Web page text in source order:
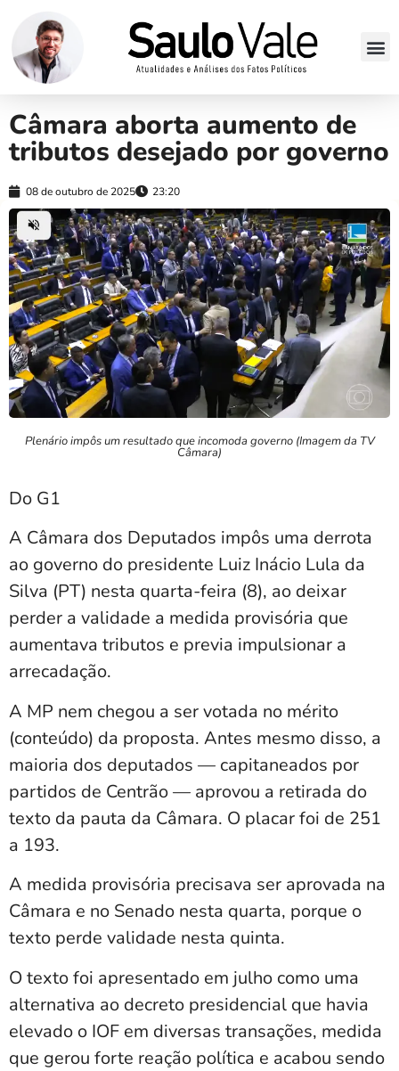
Câmara aborta aumento de
tributos desejado por governo
08 de outubro de 2025 23:20
Plenário impôs um resultado que incomoda governo (Imagem da TV
Câmara)
Do G1
A Câmara dos Deputados impôs uma derrota
ao governo do presidente Luiz Inácio Lula da
Silva (PT) nesta quarta-feira (8), ao deixar
perder a validade a medida provisória que
aumentava tributos e previa impulsionar a
arrecadação.
A MP nem chegou a ser votada no mérito
(conteúdo) da proposta. Antes mesmo disso, a
maioria dos deputados — capitaneados por
partidos de Centrão — aprovou a retirada do
texto da pauta da Câmara. O placar foi de 251
a 193.
A medida provisória precisava ser aprovada na
Câmara e no Senado nesta quarta, porque o
texto perde validade nesta quinta.
O texto foi apresentado em julho como uma
alternativa ao decreto presidencial que havia
elevado o IOF em diversas transações, medida
que gerou forte reação política e acabou sendo